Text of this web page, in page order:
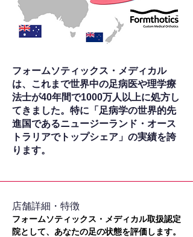
フォームソティックス・メディカル
は、これまで世界中の足病医や理学療
法士が40年間で1000万人以上に処方し
てきました。特に「足病学の世界的先
進国であるニュージーランド・オース
トラリアでトップシェア」の実績を誇
ります。
​店舗詳細・特徴
フォームソティックス・メディカル取扱認定
院として、あなたの足の状態を評価します。